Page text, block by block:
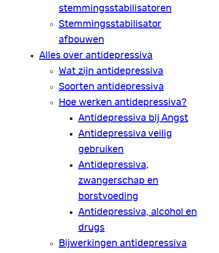
stemmingsstabilisatoren
Stemmingsstabilisator
afbouwen
Alles over antidepressiva
Wat zijn antidepressiva
Soorten antidepressiva
Hoe werken antidepressiva?
Antidepressiva bij Angst
Antidepressiva veilig
gebruiken
Antidepressiva,
zwangerschap en
borstvoeding
Antidepressiva, alcohol en
drugs
Bijwerkingen antidepressiva